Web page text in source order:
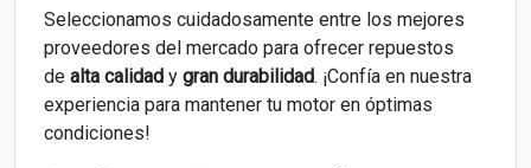
Seleccionamos cuidadosamente entre los mejores
proveedores del mercado para ofrecer repuestos
de alta calidad y gran durabilidad. ¡Confía en nuestra
experiencia para mantener tu motor en óptimas
condiciones!